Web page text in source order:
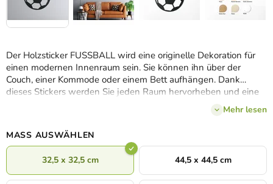
Der Holzsticker FUSSBALL wird eine originelle Dekoration für
einen modernen Innenraum sein. Sie können ihn über der
Couch, einer Kommode oder einem Bett aufhängen. Dank
dieses Stickers werden Sie jeden Raum hervorheben und eine
Mehr lesen
MASS AUSWÄHLEN
32,5 x 32,5 cm 44,5 x 44,5 cm